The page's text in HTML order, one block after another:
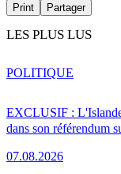
Print Partager
LES PLUS LUS
EXCLUSIF :
dans son référendum
07.08.2026
POLITIQUE